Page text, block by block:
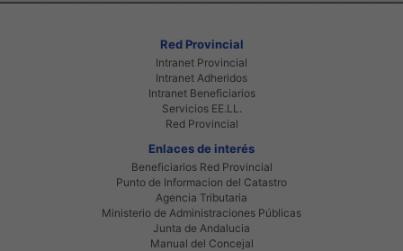
Red Provincial
Intranet Provincial
Intranet Adheridos
Intranet Beneficiarios
Servicios EE.LL.
Red Provincial
Enlaces de interés
Beneficiarios Red Provincial
Punto de Informacion del Catastro
Agencia Tributaria
Ministerio de Administraciones Públicas
Junta de Andalucia
Manual del Concejal